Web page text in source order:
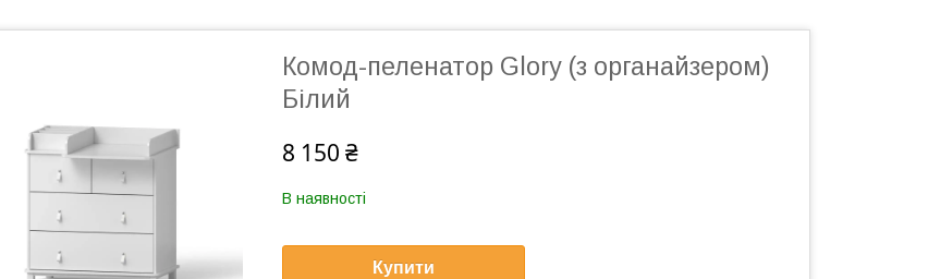
Комод-пеленатор Glory (з органайзером)
Білий
8 150 ₴
В наявності
Купити